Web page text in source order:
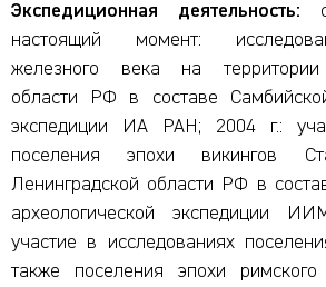
Экспедиционная деятельность:
настоящий момент:
железного века на территории
области РФ в составе
экспедиции ИА РАН; 2004 г.:
поселения эпохи викингов
Ленинградской области РФ в
археологической экспедиции
участие в исследованиях
также поселения эпохи